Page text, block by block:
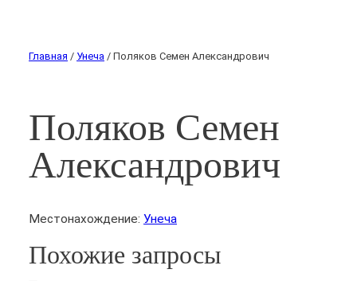
Главная / Унеча / Поляков Семен Александрович
Поляков Семен
Александрович
Местонахождение: Унеча
Похожие запросы